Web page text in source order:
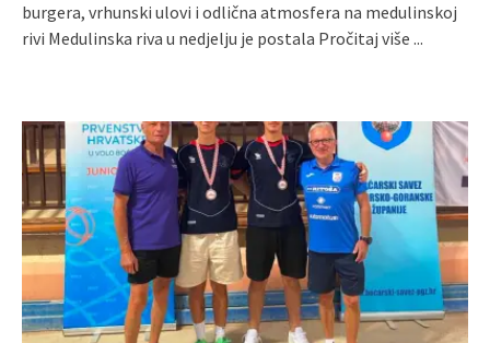
burgera, vrhunski ulovi i odlična atmosfera na medulinskoj
rivi Medulinska riva u nedjelju je postala Pročitaj više ...